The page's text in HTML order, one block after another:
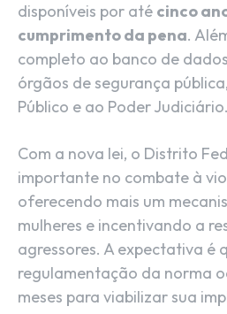
disponíveis por até cinco
cumprimento da pena.
completo ao banco de
órgãos de segurança
Público e ao Poder Judiciário.
Com a nova lei, o Distrito
importante no combate à
oferecendo mais um
mulheres e incentivando a
agressores. A expectativa é
regulamentação da norma
meses para viabilizar sua